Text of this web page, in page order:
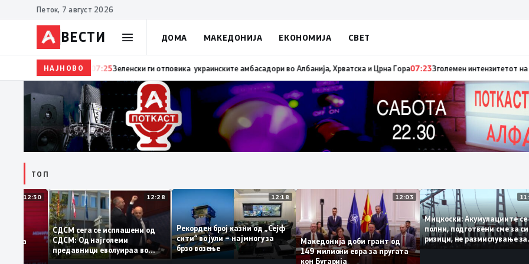
Петок, 7 август 2026
ВЕСТИ ДОМА МАКЕДОНИЈА ЕКОНОМИЈА СВЕТ
НАЈНОВО
07:27 Трамп: Две работи ја убиваат Европа – првата е имиграцијата, втората е енергијата07:25Зеленски ги отповика
ТОП
12:30
на
12:28
СДСМ сега се исплашени од
СДСМ: Од најголеми
предавници еволуираа во
најголеми патриоти
12:18
Рекорден број казни од „Сејф
сити“ во јули – најмногу за
брзо возење
12:03
Македонија доби грант од
149 милиони евра за пругата
кон Бугарија
Мицкоски:
полни, подготвени сме
ризици, не
поскапување на струјата